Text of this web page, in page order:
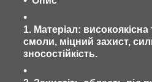
1. Матеріал:
смоли, міцний захист,
зносостійкість.